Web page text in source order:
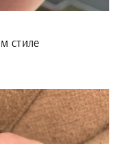
стиле